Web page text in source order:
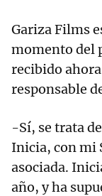
Gariza Films
momento del
recibido
responsable
-Sí, se trata
Inicia, con mi
asociada.
año, y ha